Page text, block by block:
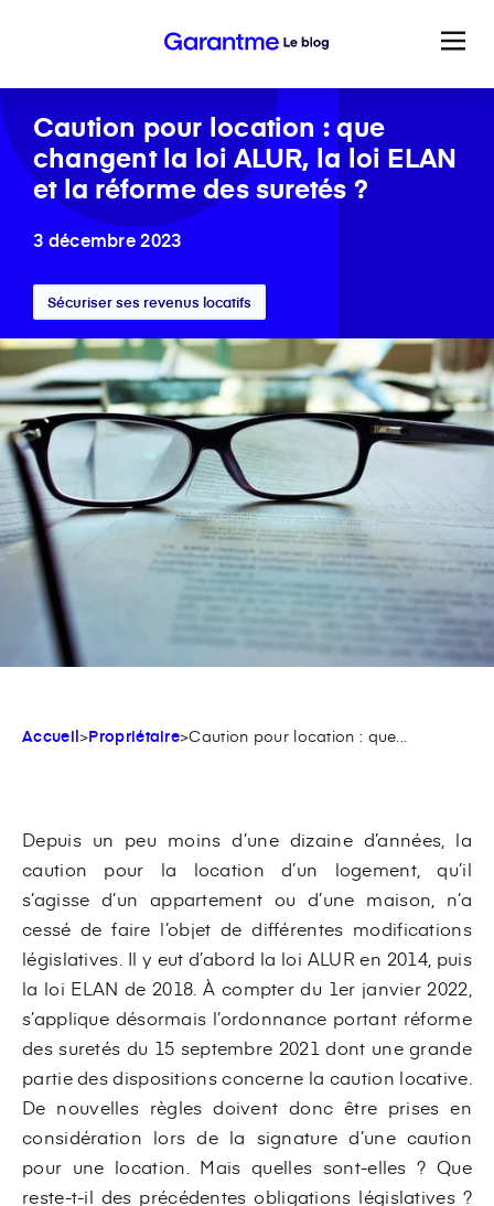
Caution pour location : que
changent la loi ALUR, la loi ELAN
et la réforme des suretés ?
3 décembre 2023
Sécuriser ses revenus locatifs
Accueil>Propriétaire>Caution pour location : que...
Depuis un peu moins d’une dizaine d’années, la
caution pour la location d’un logement, qu’il
s’agisse d’un appartement ou d’une maison, n’a
cessé de faire l’objet de différentes modifications
législatives. Il y eut d’abord la loi ALUR en 2014, puis
la loi ELAN de 2018. À compter du 1er janvier 2022,
s’applique désormais l’ordonnance portant réforme
des suretés du 15 septembre 2021 dont une grande
partie des dispositions concerne la caution locative.
De nouvelles règles doivent donc être prises en
considération lors de la signature d’une caution
pour une location. Mais quelles sont-elles ? Que
reste-t-il des précédentes obligations législatives ?